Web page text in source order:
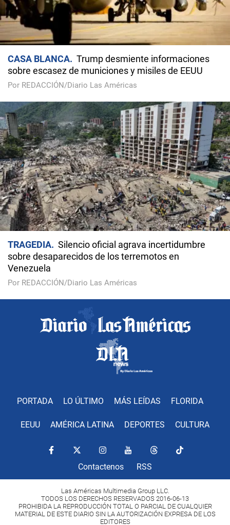
CASA BLANCA
Trump desmiente informaciones
sobre escasez de municiones y misiles de EEUU
Por REDACCIÓN/Diario Las Américas
TRAGEDIA
Silencio oficial agrava incertidumbre
sobre desaparecidos de los terremotos en
Venezuela
Por REDACCIÓN/Diario Las Américas
PORTADA LO ÚLTIMO MÁS LEÍDAS FLORIDA
EEUU AMÉRICA LATINA DEPORTES CULTURA
Contactenos RSS
Las Américas Multimedia Group LLC.
TODOS LOS DERECHOS RESERVADOS 2016-06-13
PROHIBIDA LA REPRODUCCIÓN TOTAL O PARCIAL DE CUALQUIER
MATERIAL DE ESTE DIARIO SIN LA AUTORIZACIÓN EXPRESA DE LOS
EDITORES